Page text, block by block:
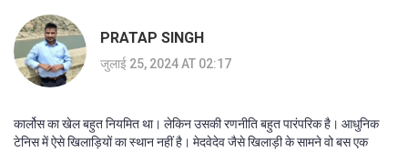
PRATAP SINGH
जुलाई 25, 2024 AT 02:17
कार्लोस का खेल बहुत नियमित था। लेकिन उसकी रणनीति बहुत पारंपरिक है। आधुनिक
टेनिस में ऐसे खिलाड़ियों का स्थान नहीं है। मेदवेदेव जैसे खिलाड़ी के सामने वो बस एक